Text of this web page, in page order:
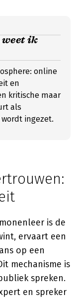
weet ik
online
en
kritische maar
als
ingezet.
is de
ervaart een
op een
mechanisme is
spreken.
en spreker